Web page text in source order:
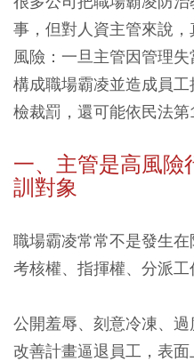
事，但對人資主管來說
風險：一旦主管因管理
構成職場霸凌並造成員
檢裁罰，還可能依民法第
一、主管是高風險
訓對象
職場霸凌常常不是發生
考核權、指揮權、分派工
公開羞辱、刻意冷凍、
改善計畫逼退員工，表